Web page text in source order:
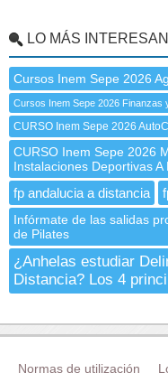
LO MÁS
Cursos Inem Sepe 2026
Cursos Inem Sepe 2026 Finanzas
CURSO Inem Sepe 2026
CURSO Inem Sepe 2026
Instalaciones Deportivas A
fp andalucia a distancia
Infórmate de las salidas
de Pilates
¿Anhelas estudiar
Distancia? Los 4
Normas de utilización